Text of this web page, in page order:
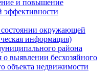
и повышение
эффективности
окружающей
информация)
района
о выявлении бесхозяйного
объекта недвижимости